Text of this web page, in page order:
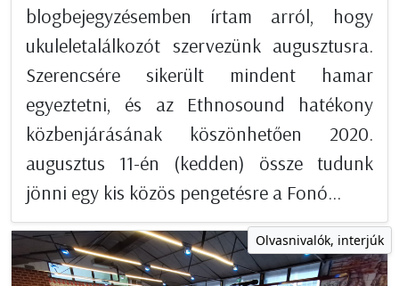
blogbejegyzésemben írtam arról, hogy
ukuleletalálkozót szervezünk augusztusra.
Szerencsére sikerült mindent hamar
egyeztetni, és az Ethnosound hatékony
közbenjárásának köszönhetően 2020.
augusztus 11-én (kedden) össze tudunk
jönni egy kis közös pengetésre a Fonó...
Olvasnivalók, interjúk